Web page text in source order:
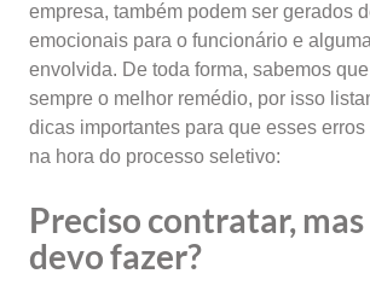
empresa, também podem ser gerados
emocionais para o funcionário e
envolvida. De toda forma, sabemos
sempre o melhor remédio, por isso
dicas importantes para que esses
na hora do processo seletivo:
Preciso contratar, mas
devo fazer?